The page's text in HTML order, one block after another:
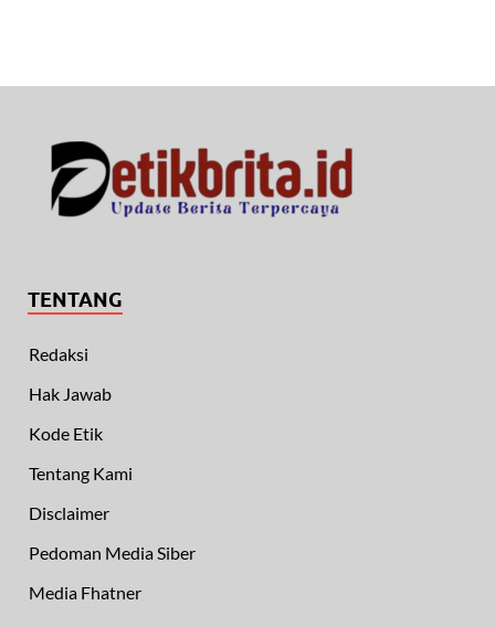
TENTANG
Redaksi
Hak Jawab
Kode Etik
Tentang Kami
Disclaimer
Pedoman Media Siber
Media Fhatner